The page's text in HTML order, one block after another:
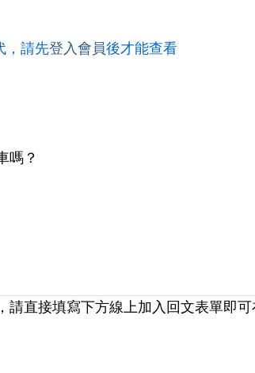
，請先登入會員後才能查看
嗎？
請直接填寫下方線上加入回文表單即